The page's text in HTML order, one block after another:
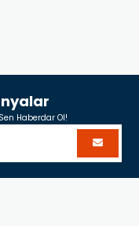
Haberdar Ol!